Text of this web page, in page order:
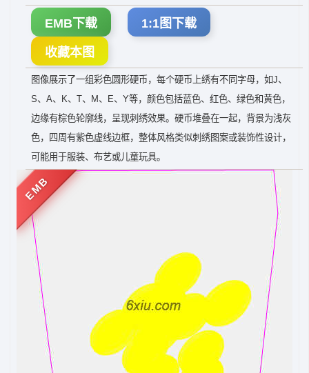
EMB下载 1:1图下载
收藏本图
图像展示了一组彩色圆形硬币，每个硬币上绣有不同字母，如J、
S、A、K、T、M、E、Y等，颜色包括蓝色、红色、绿色和黄色，
边缘有棕色轮廓线，呈现刺绣效果。硬币堆叠在一起，背景为浅灰
色，四周有紫色虚线边框，整体风格类似刺绣图案或装饰性设计，
可能用于服装、布艺或儿童玩具。
EMB